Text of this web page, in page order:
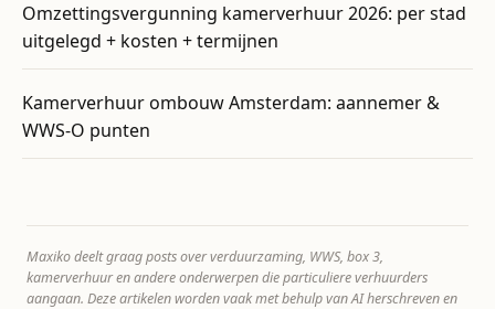
Omzettingsvergunning kamerverhuur 2026: per stad
uitgelegd + kosten + termijnen
Kamerverhuur ombouw Amsterdam: aannemer &
WWS-O punten
Maxiko deelt graag posts over verduurzaming, WWS, box 3,
kamerverhuur en andere onderwerpen die particuliere verhuurders
aangaan. Deze artikelen worden vaak met behulp van AI herschreven en